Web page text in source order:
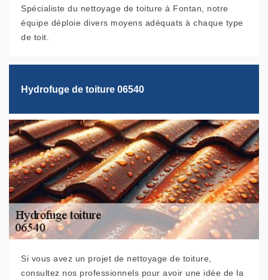
Spécialiste du nettoyage de toiture à Fontan, notre
équipe déploie divers moyens adéquats à chaque type
de toit.
Hydrofuge de toiture 06540
Si vous avez un projet de nettoyage de toiture,
consultez nos professionnels pour avoir une idée de la